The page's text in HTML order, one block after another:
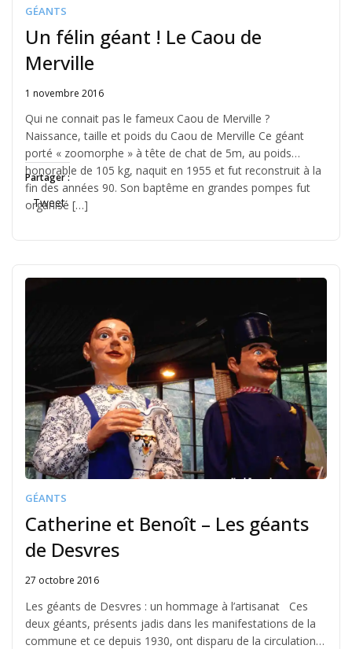
GÉANTS
Un félin géant ! Le Caou de
Merville
Written
Jérémie
1 novembre 2016
Qui ne connait pas le fameux Caou de Merville ?
Naissance, taille et poids du Caou de Merville Ce géant
porté « zoomorphe » à tête de chat de 5m, au poids
honorable de 105 kg, naquit en 1955 et fut reconstruit à la
fin des années 90. Son baptême en grandes pompes fut
organisé […]
Partager :
Tweet
GÉANTS
Catherine et Benoît – Les géants
de Desvres
Written
Jérémie
27 octobre 2016
Les géants de Desvres : un hommage à l’artisanat Ces
deux géants, présents jadis dans les manifestations de la
commune et ce depuis 1930, ont disparu de la circulation